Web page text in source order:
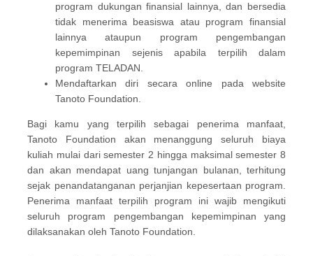
program dukungan finansial lainnya, dan bersedia
tidak menerima beasiswa atau program finansial
lainnya ataupun program pengembangan
kepemimpinan sejenis apabila terpilih dalam
program TELADAN.
Mendaftarkan diri secara online pada website
Tanoto Foundation.
Bagi kamu yang terpilih sebagai penerima manfaat,
Tanoto Foundation akan menanggung seluruh biaya
kuliah mulai dari semester 2 hingga maksimal semester 8
dan akan mendapat uang tunjangan bulanan, terhitung
sejak penandatanganan perjanjian kepesertaan program.
Penerima manfaat terpilih program ini wajib mengikuti
seluruh program pengembangan kepemimpinan yang
dilaksanakan oleh Tanoto Foundation.